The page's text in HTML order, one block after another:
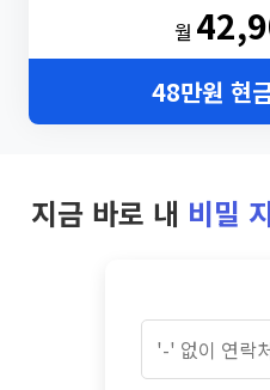
월
48만원 현
지금 바로 내 비밀